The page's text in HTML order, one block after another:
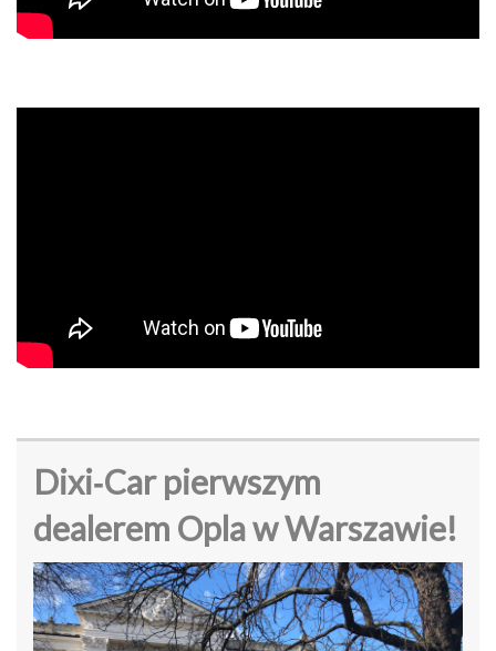
Dixi‑Car pierwszym
dealerem Opla w Warszawie!